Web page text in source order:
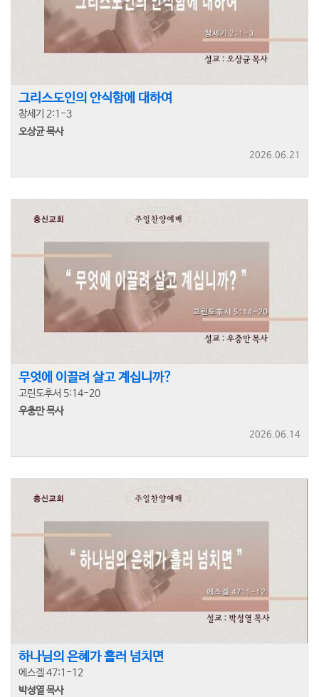
그리스도인의 안식함에 대하여
창세기 2:1-3
오상균 목사
2026.06.21
무엇에 이끌려 살고 계십니까?
고린도후서 5:14-20
우충만 목사
2026.06.14
하나님의 은혜가 흘러 넘치면
에스겔 47:1-12
박성열 목사